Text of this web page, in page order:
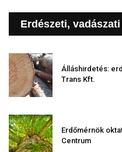
Erdészeti,
Álláshirdetés:
Trans Kft.
Erdőmérnök
Centrum